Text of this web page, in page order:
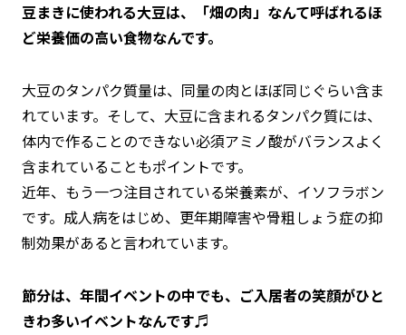
豆まきに使われる大豆は、「畑の肉」なんて呼ばれるほ
ど栄養価の高い食物なんです。
大豆のタンパク質量は、同量の肉とほぼ同じぐらい含ま
れています。そして、大豆に含まれるタンパク質には、
体内で作ることのできない必須アミノ酸がバランスよく
含まれていることもポイントです。
近年、もう一つ注目されている栄養素が、 イソフラボン
です。成人病をはじめ、 更年期障害や骨粗しょう症の抑
制効果があると言われています。
節分は、年間イベントの中でも、ご入居者の笑顔がひと
きわ多いイベントなんです♬